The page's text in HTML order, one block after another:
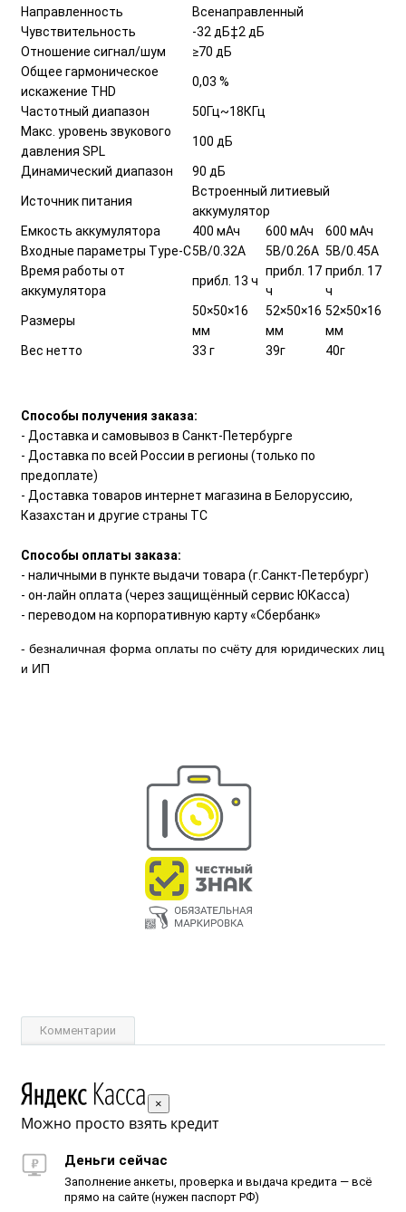
Направленность
Всенаправленный
Чувствительность
-32 дБ‡2 дБ
Отношение сигнал/шум
≥70 дБ
Общее гармоническое
искажение THD
0,03 %
Частотный диапазон
50Гц~18КГц
Макс. уровень звукового
давления SPL
100 дБ
Динамический диапазон 90 дБ
Источник питания
Встроенный литиевый
аккумулятор
Емкость аккумулятора
400 мАч 600 мАч
600 мАч
Входные параметры Type-C5В/0.32А 5В/0.26А 5В/0.45А
Время работы от
аккумулятора
прибл. 13 ч
прибл. 17
ч
прибл. 17
ч
Размеры
50×50×16
мм
52×50×16
мм
52×50×16
мм
Вес нетто
33 г 39г 40г
Способы получения заказа:
- Доставка и самовывоз в Санкт-Петербурге
- Доставка по всей России в регионы (только по
предоплате)
- Доставка товаров интернет магазина в Белоруссию,
Казахстан и другие страны ТС
Способы оплаты заказа:
- наличными в пункте выдачи товара (г.Санкт-Петербург)
- он-лайн оплата (через защищённый сервис ЮКасса)
- переводом на корпоративную карту «Сбербанк»
- безналичная форма оплаты по счёту для юридических лиц
и ИП
Комментарии
×
Можно просто взять кредит
Деньги сейчас
Заполнение анкеты, проверка и выдача кредита — всё
прямо на сайте (нужен паспорт РФ)